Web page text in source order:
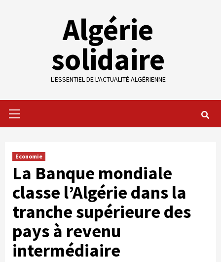
Algérie
solidaire
L'ESSENTIEL DE L'ACTUALITÉ ALGÉRIENNE
Menu
Economie
La Banque mondiale
classe l’Algérie dans la
tranche supérieure des
pays à revenu
intermédiaire